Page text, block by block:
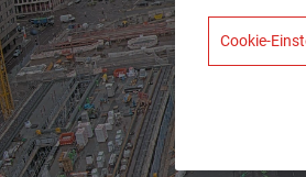
Cookie-